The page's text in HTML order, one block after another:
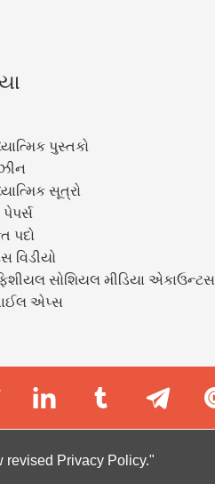
revised Privacy Policy."
પુસ્તકો
સૂત્રો
પદો
વિડીયો
સોશિયલ મીડિયા એકાઉન્ટસ
એપ્સ